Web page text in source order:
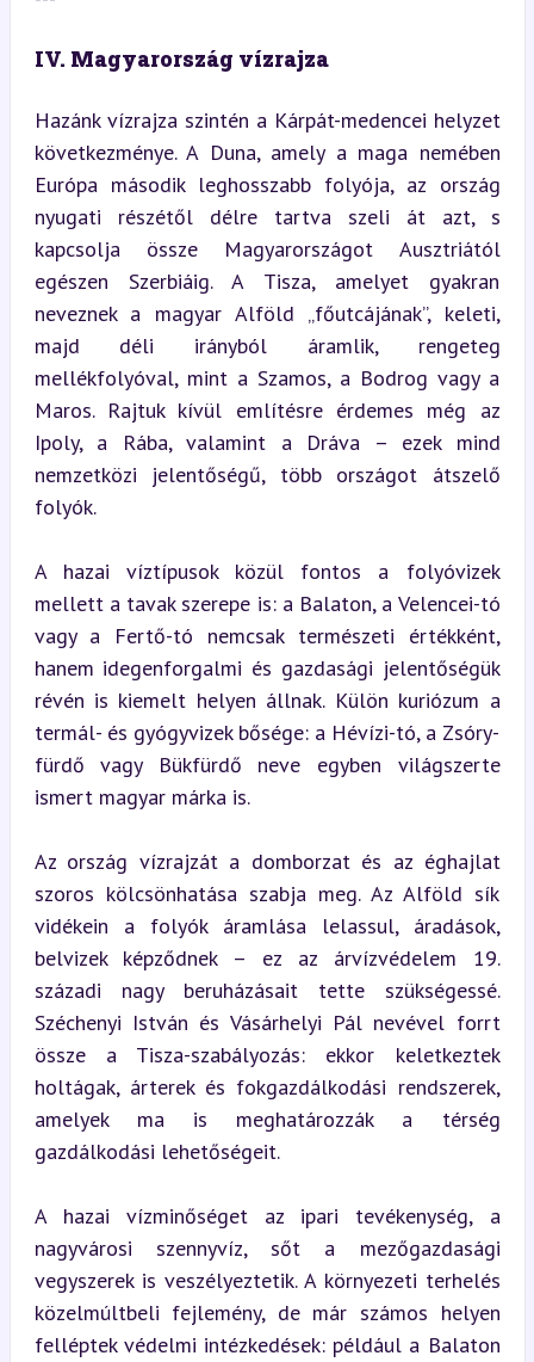
IV. Magyarország vízrajza
Hazánk vízrajza szintén a Kárpát-medencei helyzet
következménye. A Duna, amely a maga nemében
Európa második leghosszabb folyója, az ország
nyugati részétől délre tartva szeli át azt, s
kapcsolja össze Magyarországot Ausztriától
egészen Szerbiáig. A Tisza, amelyet gyakran
neveznek a magyar Alföld „főutcájának”, keleti,
majd déli irányból áramlik, rengeteg
mellékfolyóval, mint a Szamos, a Bodrog vagy a
Maros. Rajtuk kívül említésre érdemes még az
Ipoly, a Rába, valamint a Dráva – ezek mind
nemzetközi jelentőségű, több országot átszelő
folyók.
A hazai víztípusok közül fontos a folyóvizek
mellett a tavak szerepe is: a Balaton, a Velencei-tó
vagy a Fertő-tó nemcsak természeti értékként,
hanem idegenforgalmi és gazdasági jelentőségük
révén is kiemelt helyen állnak. Külön kuriózum a
termál- és gyógyvizek bősége: a Hévízi-tó, a Zsóry-
fürdő vagy Bükfürdő neve egyben világszerte
ismert magyar márka is.
Az ország vízrajzát a domborzat és az éghajlat
szoros kölcsönhatása szabja meg. Az Alföld sík
vidékein a folyók áramlása lelassul, áradások,
belvizek képződnek – ez az árvízvédelem 19.
századi nagy beruházásait tette szükségessé.
Széchenyi István és Vásárhelyi Pál nevével forrt
össze a Tisza-szabályozás: ekkor keletkeztek
holtágak, árterek és fokgazdálkodási rendszerek,
amelyek ma is meghatározzák a térség
gazdálkodási lehetőségeit.
A hazai vízminőséget az ipari tevékenység, a
nagyvárosi szennyvíz, sőt a mezőgazdasági
vegyszerek is veszélyeztetik. A környezeti terhelés
közelmúltbeli fejlemény, de már számos helyen
felléptek védelmi intézkedések: például a Balaton